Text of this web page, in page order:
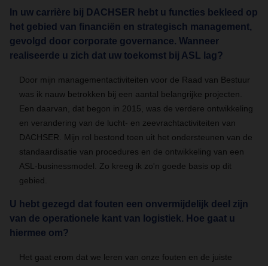
In uw carrière bij DACHSER hebt u functies bekleed op
het gebied van financiën en strategisch management,
gevolgd door corporate governance. Wanneer
realiseerde u zich dat uw toekomst bij ASL lag?
Door mijn managementactiviteiten voor de Raad van Bestuur
was ik nauw betrokken bij een aantal belangrijke projecten.
Een daarvan, dat begon in 2015, was de verdere ontwikkeling
en verandering van de lucht- en zeevrachtactiviteiten van
DACHSER. Mijn rol bestond toen uit het ondersteunen van de
standaardisatie van procedures en de ontwikkeling van een
ASL-businessmodel. Zo kreeg ik zo'n goede basis op dit
gebied.
U hebt gezegd dat fouten een onvermijdelijk deel zijn
van de operationele kant van logistiek. Hoe gaat u
hiermee om?
Het gaat erom dat we leren van onze fouten en de juiste